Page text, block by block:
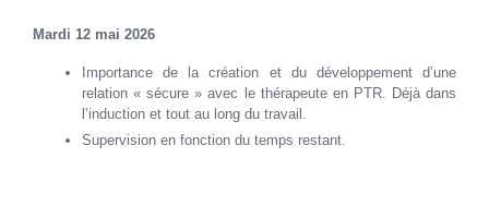
Mardi 12 mai 2026
Importance de la création et du développement d’une
relation « sécure » avec le thérapeute en PTR. Déjà dans
l’induction et tout au long du travail.
Supervision en fonction du temps restant.